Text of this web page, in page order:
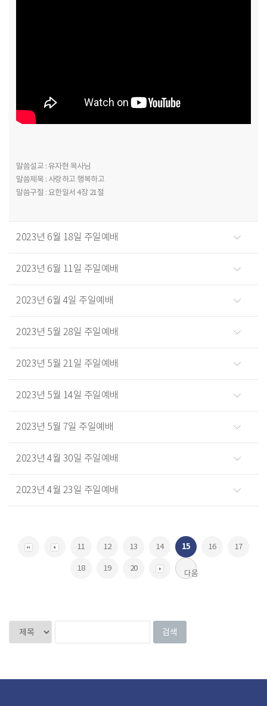
말씀설교 : 유자현 목사님
말씀제목 : 사랑하고 행복하고
말씀구절 : 요한일서 4장 21절
2023년 6월 18일 주일예배
2023년 6월 11일 주일예배
2023년 6월 4일 주일예배
2023년 5월 28일 주일예배
2023년 5월 21일 주일예배
2023년 5월 14일 주일예배
2023년 5월 7일 주일예배
2023년 4월 30일 주일예배
2023년 4월 23일 주일예배
11 12 13 14 15 16 17
18 19 20
다음